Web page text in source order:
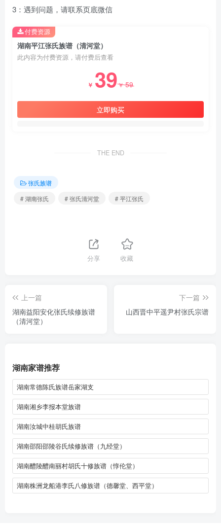
3：遇到问题，请联系页底微信
湖南平江张氏族谱（清河堂）
此内容为付费资源，请付费后查看
￥ 39￥59
立即购买
付费资源
THE END
张氏族谱
# 湖南张氏
# 张氏清河堂 # 平江张氏
分享 收藏
上一篇
湖南益阳安化张氏续修族谱
（清河堂）
下一篇
山西晋中平遥尹村张氏宗谱
湖南家谱推荐
湖南常德陈氏族谱岳家湖支
湖南湘乡李报本堂族谱
湖南汝城中桂胡氏族谱
湖南邵阳邵陵谷氏续修族谱（九经堂）
湖南醴陵醴南丽村胡氏十修族谱（惇伦堂）
湖南株洲龙船港李氏八修族谱（德馨堂、西平堂）